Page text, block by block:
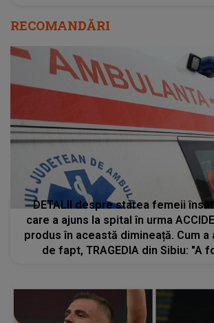
RECOMANDĂRI
DETALII despre starea femeii
care a ajuns la spital în urma
produs în această dimineață. Cum a
de fapt, TRAGEDIA din Sibiu: "A